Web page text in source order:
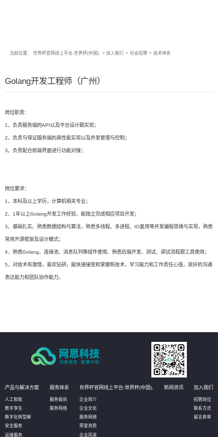
当前位置： 世界杯官网线上平台-世界杯(中国), > 加入我们 > 社会招聘 > 技术体系
Golang开发工程师（广州）
岗位职责：
1、负责服务端的API以及平台设计跟实现；
2、负责与保证服务端的高性能实现以及并发管理与控制；
3、负责配合前端界面进行功能对接；
岗位要求：
1、本科及以上学历，计算机相关专业；
2、1年以上Golang开发工作经验，能独立完成相应项目开发；
3、基础扎实、熟悉数据结构与算法，熟悉多线程、多进程、IO复用等并发编程思维与实现，熟悉
常用开源框架及设计模式；
4、熟悉Golang、连接池、消息队列等组件使用、熟悉后端开发、测试、调试流程跟工具使用；
5、对技术有激情，喜欢钻研，能快速接受和掌握新技术，学习能力和工作责任心强，良好的沟通
表达能力和团队协作能力。
产品与解决方案
人工智能
数字孪生
数字化转型解
安全服务
运维服务
服务体系
服务级别
服务网络
世界杯官网线上平台-世界杯(中国),
企业简介
企业文化
服务网络
荣誉资质
企业风采
新闻资讯 加入我们
招聘岗位
联系方式
留言表单